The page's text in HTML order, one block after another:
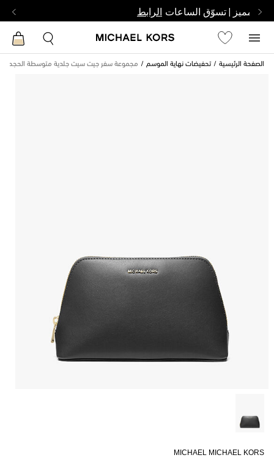
مميز | تسوّق الساعات الرابط
الصفحة الرئيسية تحفيضات نهاية الموسم مجموعة سفر جيت سيت جلدية متوسطة الحجم
MICHAEL MICHAEL KORS